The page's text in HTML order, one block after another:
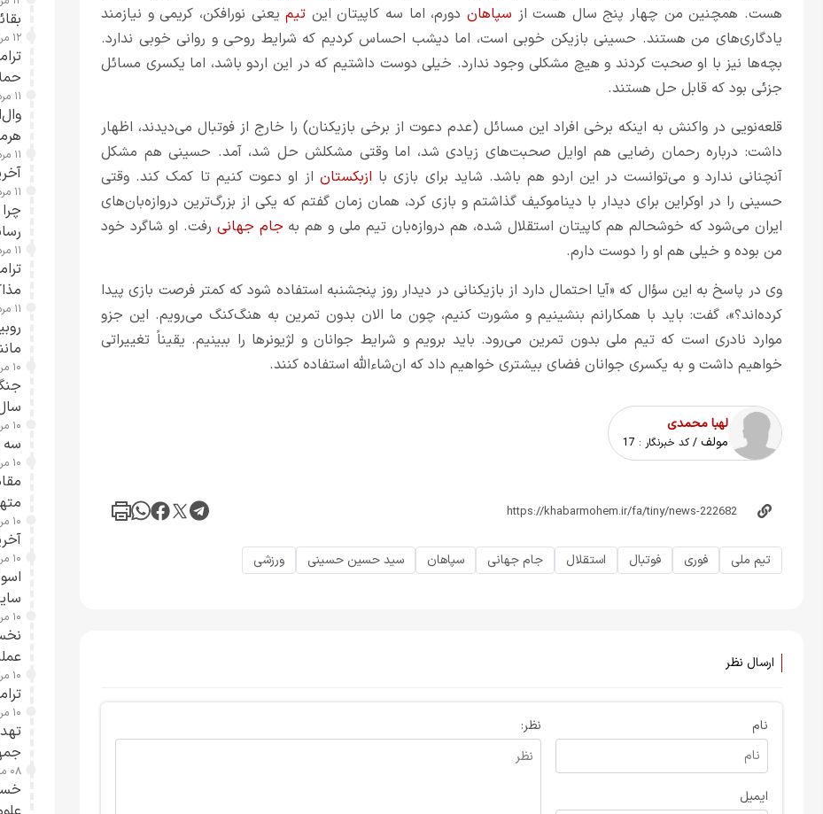
هست. همچنین من چهار پنج سال هست از سپاهان دورم، اما سه کاپیتان این تیمیعنی نورافکن، کریمی و نیازمند
یادگاری‌های من هستند. حسینی بازیکن خوبی است، اما دیشب احساس کردیم که شرایط روحی و روانی خوبی ندارد.
بچه‌ها نیز با او صحبت کردند و هیچ مشکلی وجود ندارد. خیلی دوست داشتیم که در این اردو باشد، اما یکسری مسائل
جزئی بود که قابل حل هستند.
قلعه‌نویی در واکنش به اینکه برخی افراد این مسائل (عدم دعوت از برخی بازیکنان) را خارج از فوتبال می‌دیدند، اظهار
داشت: درباره رحمان رضایی هم اوایل صحبت‌های زیادی شد، اما وقتی مشکلش حل شد، آمد. حسینی هم مشکل
آنچنانی ندارد و می‌توانست در این اردو هم باشد. شاید برای بازی با ازبکستان از او دعوت کنیم تا کمک کند. وقتی
حسینی را در اوکراین برای دیدار با دیناموکیف گذاشتم و بازی کرد، همان زمان گفتم که یکی از بزرگ‌ترین دروازه‌بان‌های
ایران می‌شود که خوشحالم هم کاپیتان استقلال شده، هم دروازه‌بان تیم ملی و هم به جام جهانی رفت. او شاگرد خود
من بوده و خیلی هم او را دوست دارم.
وی در پاسخ به این سؤال که «آیا احتمال دارد از بازیکنانی در دیدار روز پنجشنبه استفاده شود که کمتر فرصت بازی پیدا
کرده‌اند؟»، گفت: باید با همکارانم بنشینیم و مشورت کنیم، چون ما الان بدون تمرین به هنگ‌کنگ می‌رویم. این جزو
موارد نادری است که تیم ملی بدون تمرین می‌رود. باید برویم و شرایط جوانان و لژیونرها را ببینیم. یقیناً تغییراتی
خواهیم داشت و به یکسری جوانان فضای بیشتری خواهیم داد که ان‌شاءالله استفاده کنند.
لهبا محمدی
مولف / کد خبرنگار : 17
تیم ملی فوری فوتبال استقلال جام جهانی سپاهان سید حسین حسینی ورزشی
ارسال نظر
نام
ایمیل
نظر:
۱۲ مرداد ۱۴۰۵ / ۰۸:۱۷
۱۱ مرداد ۱۴۰۵ / ۱۹:۰۴
۱۱ مرداد ۱۴۰۵ / ۱۶:۱۲
۱۱ مرداد ۱۴۰۵ / ۱۰:۴۶
۱۱ مرداد ۱۴۰۵ / ۰۹:۱۷
۱۱ مرداد ۱۴۰۵ / ۰۸:۱۸
۱۰ مرداد ۱۴۰۵ / ۱۹:۲۹
سال ۲۰۲۸ انجام
۱۰ مرداد ۱۴۰۵ / ۱۹:۱۱
سه
۱۰ مرداد ۱۴۰۵ / ۱۸:۱۵
۱۰ مرداد ۱۴۰۵ / ۱۵:۲۴
۱۰ مرداد ۱۴۰۵ / ۱۳:۰۸
۱۰ مرداد ۱۴۰۵ / ۱۲:۱۸
۱۰ مرداد ۱۴۰۵ / ۱۱:۵۹
۱۰ مرداد ۱۴۰۵ / ۰۹:۰۵
۰۸ مرداد ۱۴۰۵ / ۱۹:۳۵